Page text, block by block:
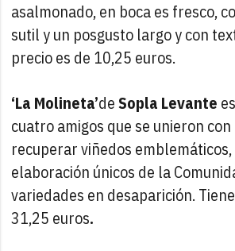
asalmonado, en boca es fresco,
sutil y un posgusto largo y con
precio es de 10,25 euros.
‘La Molineta’deSopla Levante
cuatro amigos que se unieron
recuperar viñedos
elaboración únicos de la
variedades en desaparición.
31,25 euros.